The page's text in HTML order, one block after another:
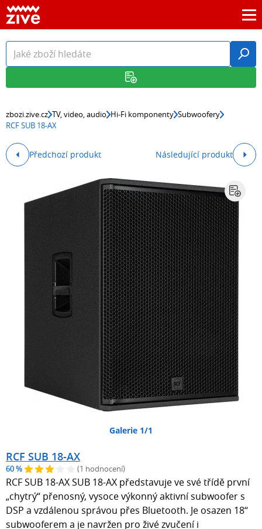
zbozi.zive.cz TV, video, audio Hi-Fi komponenty Subwoofery
RCF SUB 18-AX
Předchozí produkt Následující produkt
Galerie 1/1
RCF SUB 18-AX
60 % (1 hodnocení)
RCF SUB 18-AX SUB 18-AX představuje ve své třídě první
„chytrý“ přenosný, vysoce výkonný aktivní subwoofer s
DSP a vzdálenou správou přes Bluetooth. Je osazen 18‘‘
subwooferem a je navržen pro živé zvučení i